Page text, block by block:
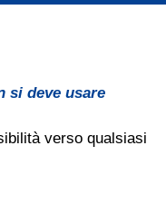
si deve usare
verso qualsiasi